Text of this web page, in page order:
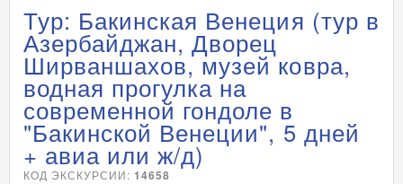
Тур: Бакинская Венеция (тур в
Азербайджан, Дворец
Ширваншахов, музей ковра,
водная прогулка на
современной гондоле в
"Бакинской Венеции", 5 дней
+ авиа или ж/д)
КОД ЭКСКУРСИИ: 14658